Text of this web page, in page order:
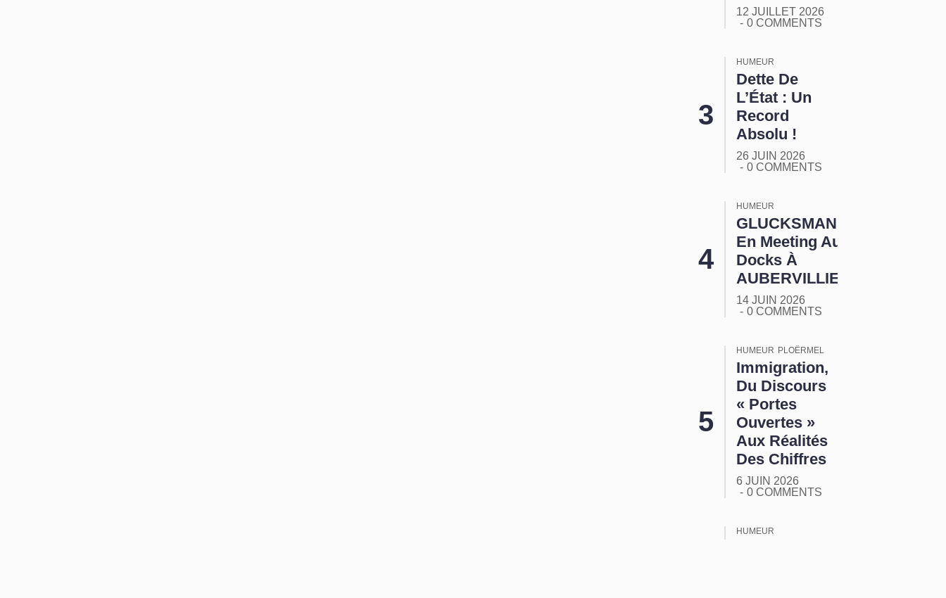
12 JUILLET 2026
0 COMMENTS
HUMEUR
Dette De
L’État : Un
Record
Absolu !
26 JUIN 2026
0 COMMENTS
HUMEUR
GLUCKSMANN
En Meeting Aux
Docks À
AUBERVILLIERS
14 JUIN 2026
0 COMMENTS
HUMEUR PLOËRMEL
Immigration,
Du Discours
« Portes
Ouvertes »
Aux Réalités
Des Chiffres
6 JUIN 2026
0 COMMENTS
HUMEUR